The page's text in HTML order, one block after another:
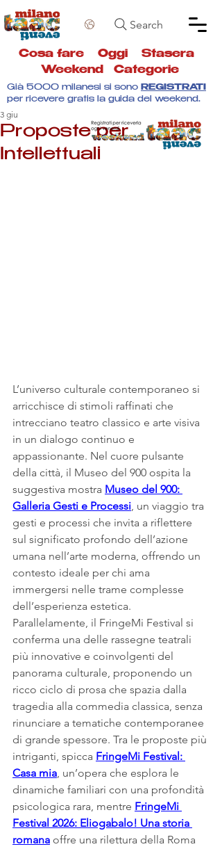
Search
Cosa fare Oggi Stasera
Weekend
Categorie
Già 5000 milanesi si sono REGISTRATI
per ricevere gratis la guida del weekend.
Proposte per
Intellettuali
3 giu
L’universo culturale contemporaneo si
arricchisce di stimoli raffinati che
intrecciano teatro classico e arte visiva
in un dialogo continuo e
appassionante. Nel cuore pulsante
della città, il Museo del 900 ospita la
suggestiva mostra Museo del 900:
Galleria Gesti e Processi, un viaggio tra
gesti e processi che invita a riflettere
sul significato profondo dell’azione
umana nell’arte moderna, offrendo un
contesto ideale per chi ama
immergersi nelle trame complesse
dell’esperienza estetica.
Parallelamente, il FringeMi Festival si
conferma una delle rassegne teatrali
più innovative e coinvolgenti del
panorama culturale, proponendo un
ricco ciclo di prosa che spazia dalla
tragedia alla commedia classica, senza
rinunciare a tematiche contemporanee
di grande spessore. Tra le proposte più
intriganti, spicca FringeMi Festival:
Casa mia, un’opera che esplora le
dinamiche familiari con una profondità
psicologica rara, mentre FringeMi
Festival 2026: Eliogabalo! Una storia
romana offre una rilettura della Roma